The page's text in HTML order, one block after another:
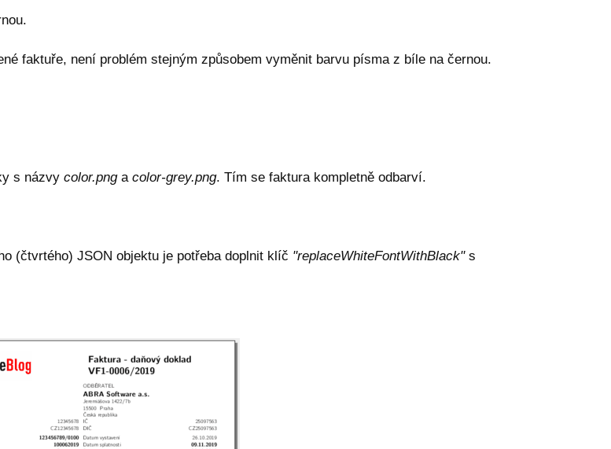
faktuře, není problém stejným způsobem vyměnit barvu písma z bíle na černou.
s názvy color.pnga color-grey.png. Tím se faktura kompletně odbarví.
(čtvrtého) JSON objektu je potřeba doplnit klíč "replaceWhiteFontWithBlack"s